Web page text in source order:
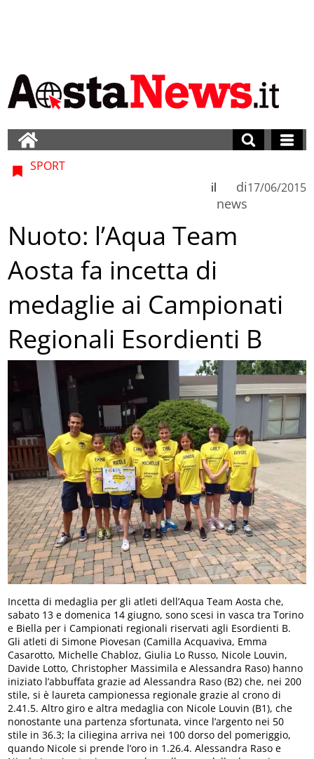
SPORT
di
news
il 17/06/2015
Nuoto: l’Aqua Team
Aosta fa incetta di
medaglie ai Campionati
Regionali Esordienti B
Incetta di medaglia per gli atleti dell’Aqua Team Aosta che,
sabato 13 e domenica 14 giugno, sono scesi in vasca tra Torino
e Biella per i Campionati regionali riservati agli Esordienti B.
Gli atleti di Simone Piovesan (Camilla Acquaviva, Emma
Casarotto, Michelle Chabloz, Giulia Lo Russo, Nicole Louvin,
Davide Lotto, Christopher Massimila e Alessandra Raso) hanno
iniziato l’abbuffata grazie ad Alessandra Raso (B2) che, nei 200
stile, si è laureta campionessa regionale grazie al crono di
2.41.5. Altro giro e altra medaglia con Nicole Louvin (B1), che
nonostante una partenza sfortunata, vince l’argento nei 50
stile in 36.3; la ciliegina arriva nei 100 dorso del pomeriggio,
quando Nicole si prende l’oro in 1.26.4. Alessandra Raso e